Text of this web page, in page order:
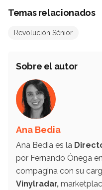
Temas relacionados
Revolución Sénior
Sobre el autor
Ana Bedia
Ana Bedia es la
por Fernando Ónega
compagina con su
Vinylradar,